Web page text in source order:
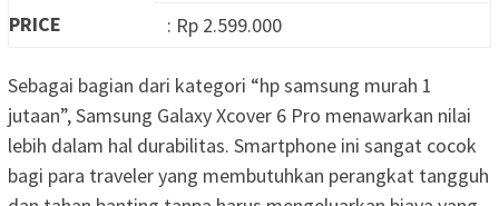
PRICE
: Rp 2.599.000
Sebagai bagian dari kategori “hp samsung murah 1
jutaan”, Samsung Galaxy Xcover 6 Pro menawarkan nilai
lebih dalam hal durabilitas. Smartphone ini sangat cocok
bagi para traveler yang membutuhkan perangkat tangguh